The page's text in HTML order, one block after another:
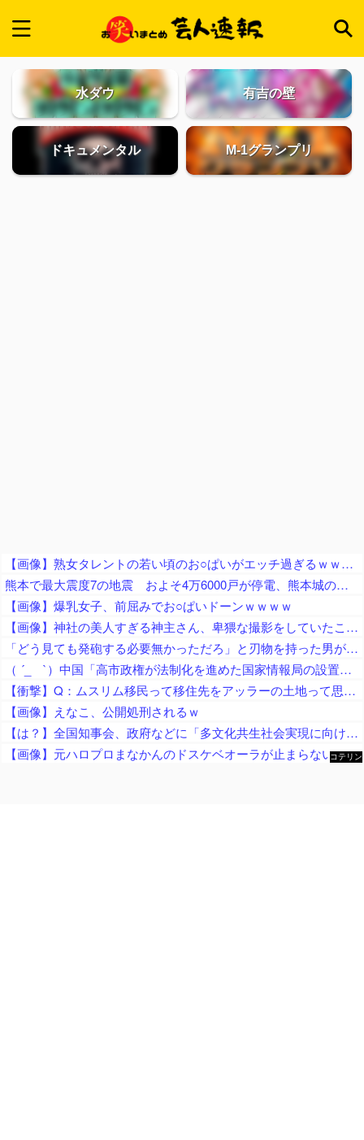
水ダウ 有吉の壁
ドキュメンタル M-1グランプリ
【画像】熟女タレントの若い頃のお○ぱいがエッチ過ぎるｗｗｗｗｗ
熊本で最大震度7の地震 およそ4万6000戸が停電、熊本城の石垣が崩れたとの情報 川内・玄海原発に異常なし、通常運転継続中 生放送中だったジャパネットさん、ヘルメット被って地震情報を伝える
【画像】爆乳女子、前屈みでお○ぱいドーンｗｗｗｗ
【画像】神社の美人すぎる神主さん、卑猥な撮影をしていたことが判明ｗｗｗｗｗｗｗｗ
「どう見ても発砲する必要無かっただろ」と刃物を持った男が撃たれた事件に左派が激怒、発砲した警察は何か勘違いしてねえか？
（ ´_ゝ`）中国「高市政権が法制化を進めた国家情報局の設置日が7月31日」と批判「かつて非人道的な日本軍の細菌部隊を表していた『731』という数字」「戦時中の日本の情報機関『特高警察』の復活」
【衝撃】Q：ムスリム移民って移住先をアッラーの土地って思ってるの？ → 衝撃の回答がコチラ → ｗｗｗｗｗｗｗｗｗｗｗｗｗｗ
【画像】えなこ、公開処刑されるｗ
【は？】全国知事会、政府などに「多文化共生社会実現に向けた提言」を提出 「国は在留外国人を労働者と見ているが、日本人と同じ生活者」
【画像】元ハロプロまなかんのドスケベオーラが止まらないｗｗｗｗ
コテリン